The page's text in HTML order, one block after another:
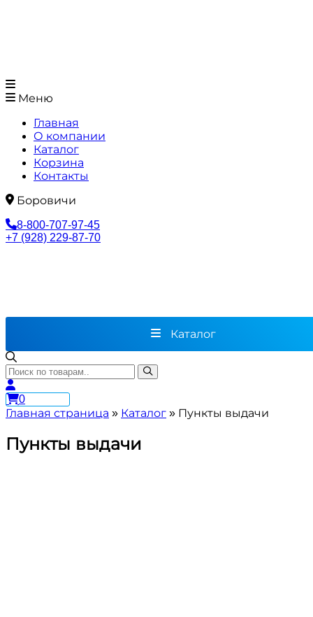
Меню
Главная
О компании
Каталог
Корзина
Контакты
Боровичи
8-800-707-97-45
+7 (928) 229-87-70
Каталог
0
Главная страница » Каталог » Пункты выдачи
Пункты выдачи